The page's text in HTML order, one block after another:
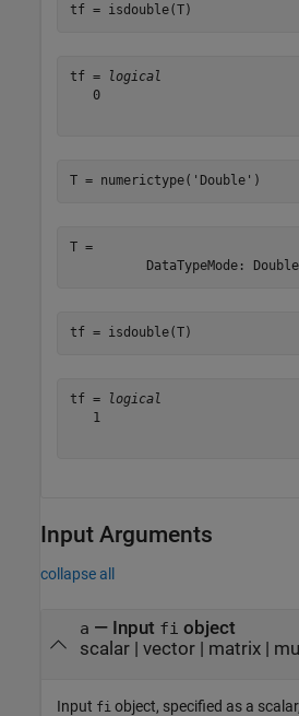
tf = isdouble(T)
tf =
logical
   0
T = numerictype( 'Double' )
T =
          DataTypeMode: Double
tf = isdouble(T)
tf =
logical
   1
Input Arguments
collapse all
a — Input fi object
scalar| vector| matrix|
Input fi object, specified as a